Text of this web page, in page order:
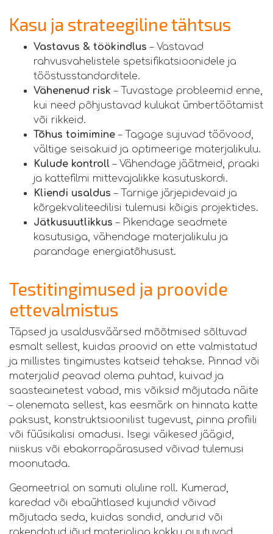
Kasu ja strateegiline tähtsus
Vastavus & töökindlus – Vastavad
rahvusvahelistele spetsifikatsioonidele ja
tööstusstandarditele.
Vähenenud risk – Tuvastage probleemid enne,
kui need põhjustavad kulukat ümbertöötamist
või rikkeid.
Tõhus toimimine – Tagage sujuvad töövood,
vältige seisakuid ja optimeerige materjalikulu.
Kulude kontroll – Vähendage jäätmeid, praaki
ja kattefilmi mittevajalikke kasutuskordi.
Kliendi usaldus – Tarnige järjepidevaid ja
kõrgekvaliteedilisi tulemusi kõigis projektides.
Jätkusuutlikkus – Pikendage seadmete
kasutusiga, vähendage materjalikulu ja
parandage energiatõhusust.
Testitingimused ja proovide
ettevalmistus
Täpsed ja usaldusväärsed mõõtmised sõltuvad
esmalt sellest, kuidas proovid on ette valmistatud
ja millistes tingimustes katseid tehakse. Pinnad või
materjalid peavad olema puhtad, kuivad ja
saasteainetest vabad, mis võiksid mõjutada näite
– olenemata sellest, kas eesmärk on hinnata katte
paksust, konstruktsioonilist tugevust, pinna profiili
või füüsikalisi omadusi. Isegi väikesed jäägid,
niiskus või ebakorrapärasused võivad tulemusi
moonutada.
Geomeetrial on samuti oluline roll. Kumerad,
karedad või ebaühtlased kujundid võivad
mõjutada seda, kuidas sondid, andurid või